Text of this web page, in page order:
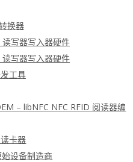
换器
写器写入器硬件
写器写入器硬件
工具
– libNFC NFC RFID 阅读器编
卡器
设备制造商